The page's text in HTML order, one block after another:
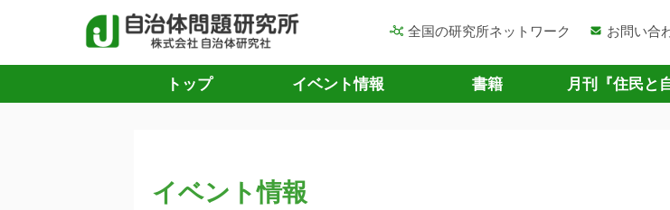
全国の研究所ネットワーク お問い合
トップ イベント情報 書籍 月刊『住民と
イベント情報